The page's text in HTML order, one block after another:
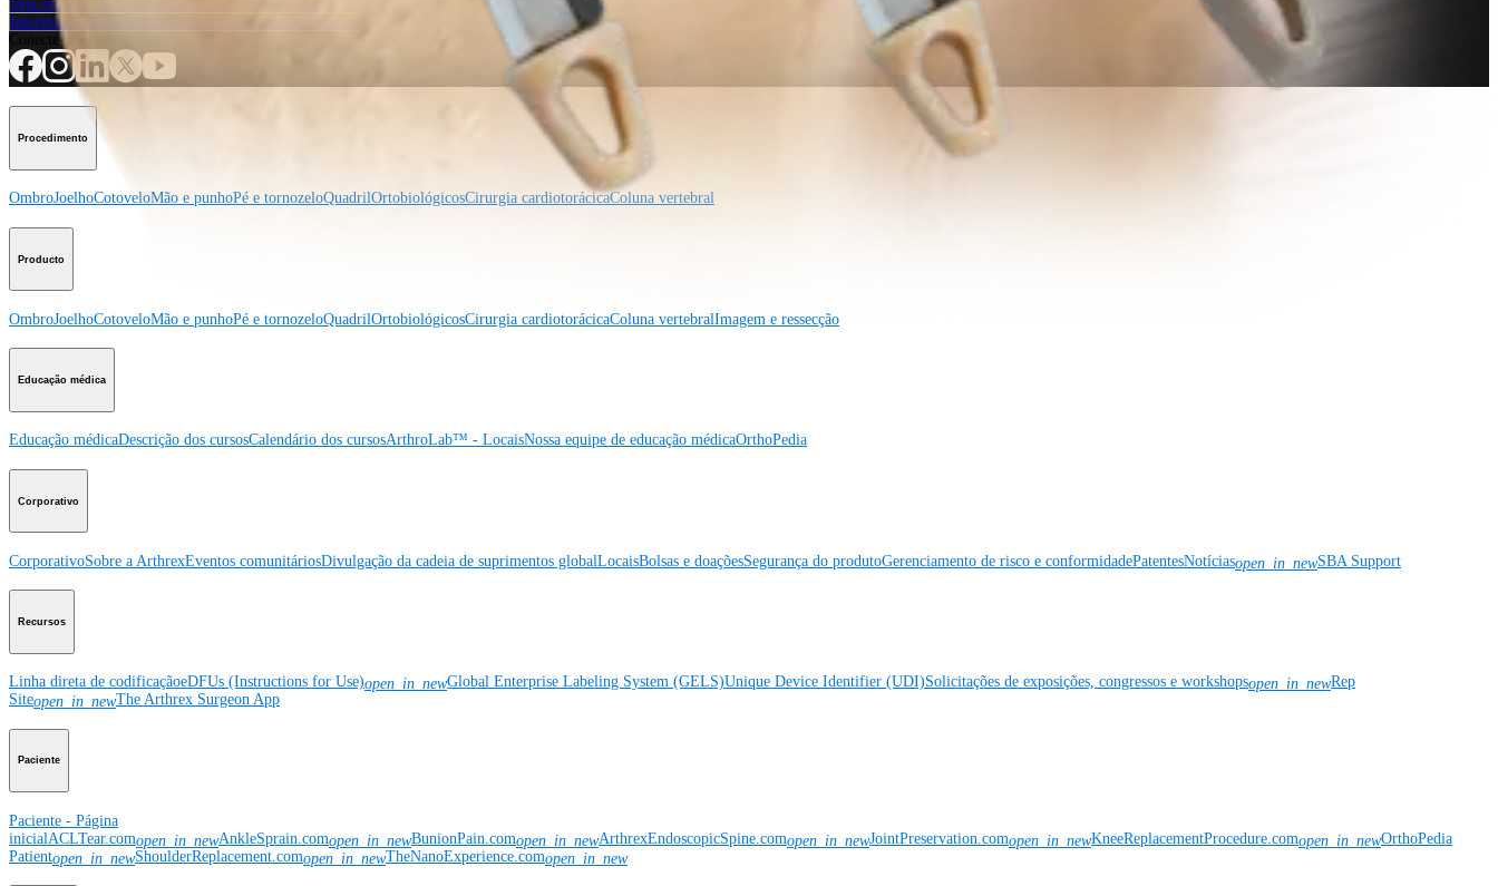
Veja eventos, laboratórios e oportunidades educacionais
Inscreva-se para receber: O que há de novo na Arthrex?
Conecte-se conosco
Procedimento
OmbroJoelhoCotoveloMão e punhoPé e tornozeloQuadrilOrtobiológicosCirurgia cardiotorácicaColuna vertebral
Producto
OmbroJoelhoCotoveloMão e punhoPé e tornozeloQuadrilOrtobiológicosCirurgia cardiotorácicaColuna vertebralImagem e ressecção
Educação médica
Educação médicaDescrição dos cursosCalendário dos cursosArthroLab™ - LocaisNossa equipe de educação médicaOrthoPedia
Corporativo
CorporativoSobre a ArthrexEventos comunitáriosDivulgação da cadeia de suprimentos globalLocaisBolsas e doaçõesSegurança do produtoGerenciamento de risco e conformidadePatentesNotíciasopen_in_newSBA Support
Recursos
Linha direta de codificaçãoeDFUs (Instructions for Use)open_in_newGlobal Enterprise Labeling System (GELS)Unique Device Identifier (UDI)Solicitações de exposições, congressos e workshopsopen_in_newRep
Siteopen_in_newThe Arthrex Surgeon App
Paciente
Paciente - Página
inicialACLTear.comopen_in_newAnkleSprain.comopen_in_newBunionPain.comopen_in_newArthrexEndoscopicSpine.comopen_in_newJointPreservation.comopen_in_newKneeReplacementProcedure.comopen_in_newOrthoPedia
Patientopen_in_newShoulderReplacement.comopen_in_newTheNanoExperience.comopen_in_new